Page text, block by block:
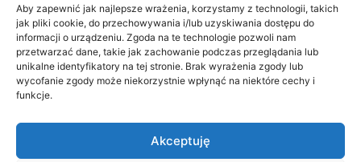
Aby zapewnić jak najlepsze wrażenia, korzystamy z technologii, takich
jak pliki cookie, do przechowywania i/lub uzyskiwania dostępu do
informacji o urządzeniu. Zgoda na te technologie pozwoli nam
przetwarzać dane, takie jak zachowanie podczas przeglądania lub
unikalne identyfikatory na tej stronie. Brak wyrażenia zgody lub
wycofanie zgody może niekorzystnie wpłynąć na niektóre cechy i
funkcje.
Akceptuję
+48 728 484 484
biuro@odpowiedzinasprawdziany.pl
Prawa Autorskie © 2020 - 2026
odpowiedzinasprawdziany.pl wszelkie prawa